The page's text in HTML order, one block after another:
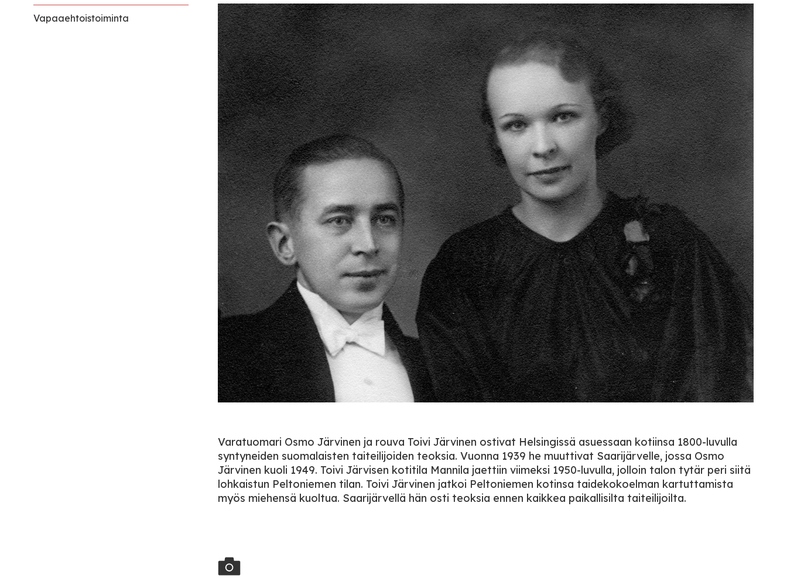
Vapaaehtoistoiminta
Varatuomari Osmo Järvinen ja rouva Toivi Järvinen ostivat Helsingissä asuessaan kotiinsa 1800-luvulla
syntyneiden suomalaisten taiteilijoiden teoksia. Vuonna 1939 he muuttivat Saarijärvelle, jossa Osmo
Järvinen kuoli 1949. Toivi Järvisen kotitila Mannila jaettiin viimeksi 1950-luvulla, jolloin talon tytär peri siitä
lohkaistun Peltoniemen tilan. Toivi Järvinen jatkoi Peltoniemen kotinsa taidekokoelman kartuttamista
myös miehensä kuoltua. Saarijärvellä hän osti teoksia ennen kaikkea paikallisilta taiteilijoilta.